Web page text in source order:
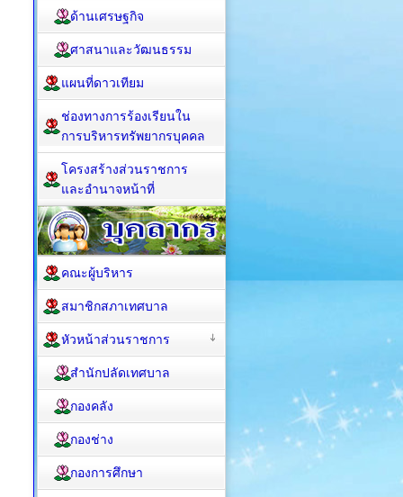
ด้านเศรษฐกิจ
ศาสนาและวัฒนธรรม
แผนที่ดาวเทียม
ช่องทางการร้องเรียนใน
การบริหารทรัพยากรบุคคล
โครงสร้างส่วนราชการ
และอำนาจหน้าที่
คณะผู้บริหาร
สมาชิกสภาเทศบาล
หัวหน้าส่วนราชการ
สำนักปลัดเทศบาล
กองคลัง
กองช่าง
กองการศึกษา